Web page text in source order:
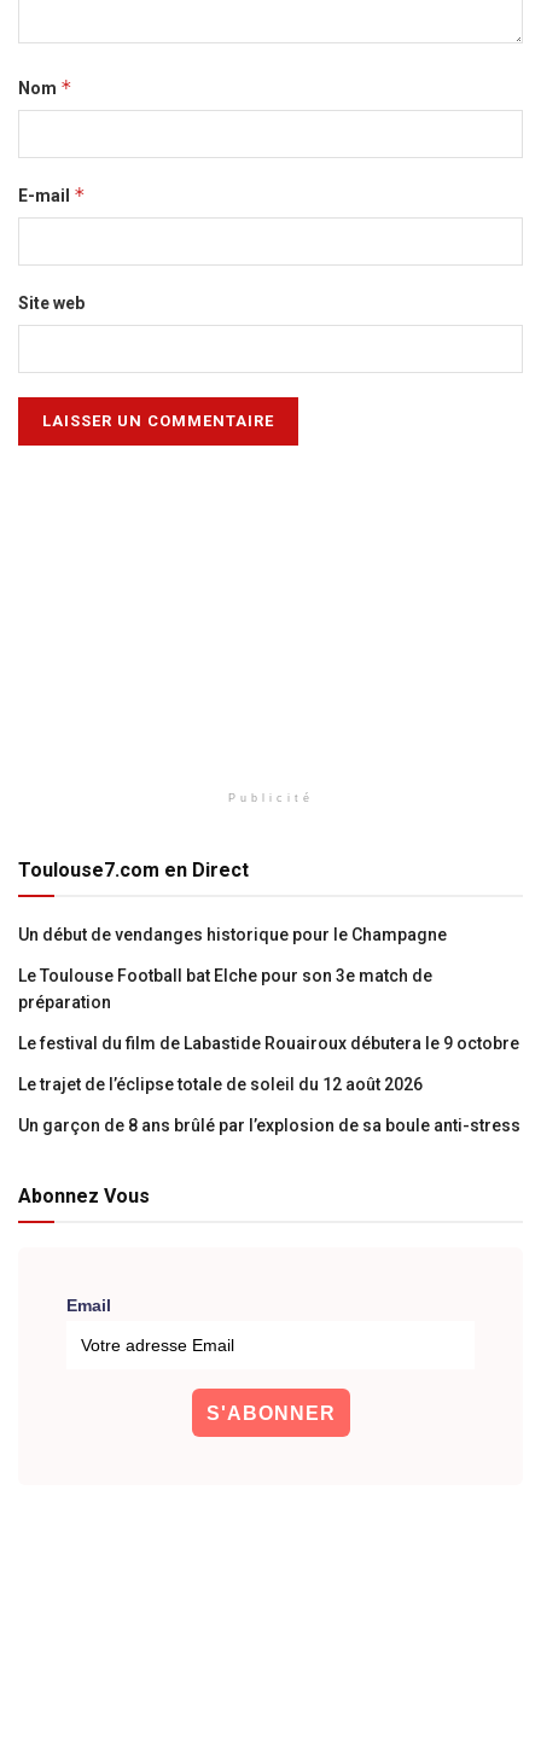
Nom *
E-mail *
Site web
Publicité
Toulouse7.com en Direct
Un début de vendanges historique pour le Champagne
Le Toulouse Football bat Elche pour son 3e match de
préparation
Le festival du film de Labastide Rouairoux débutera le 9 octobre
Le trajet de l’éclipse totale de soleil du 12 août 2026
Un garçon de 8 ans brûlé par l’explosion de sa boule anti-stress
Abonnez Vous
Email